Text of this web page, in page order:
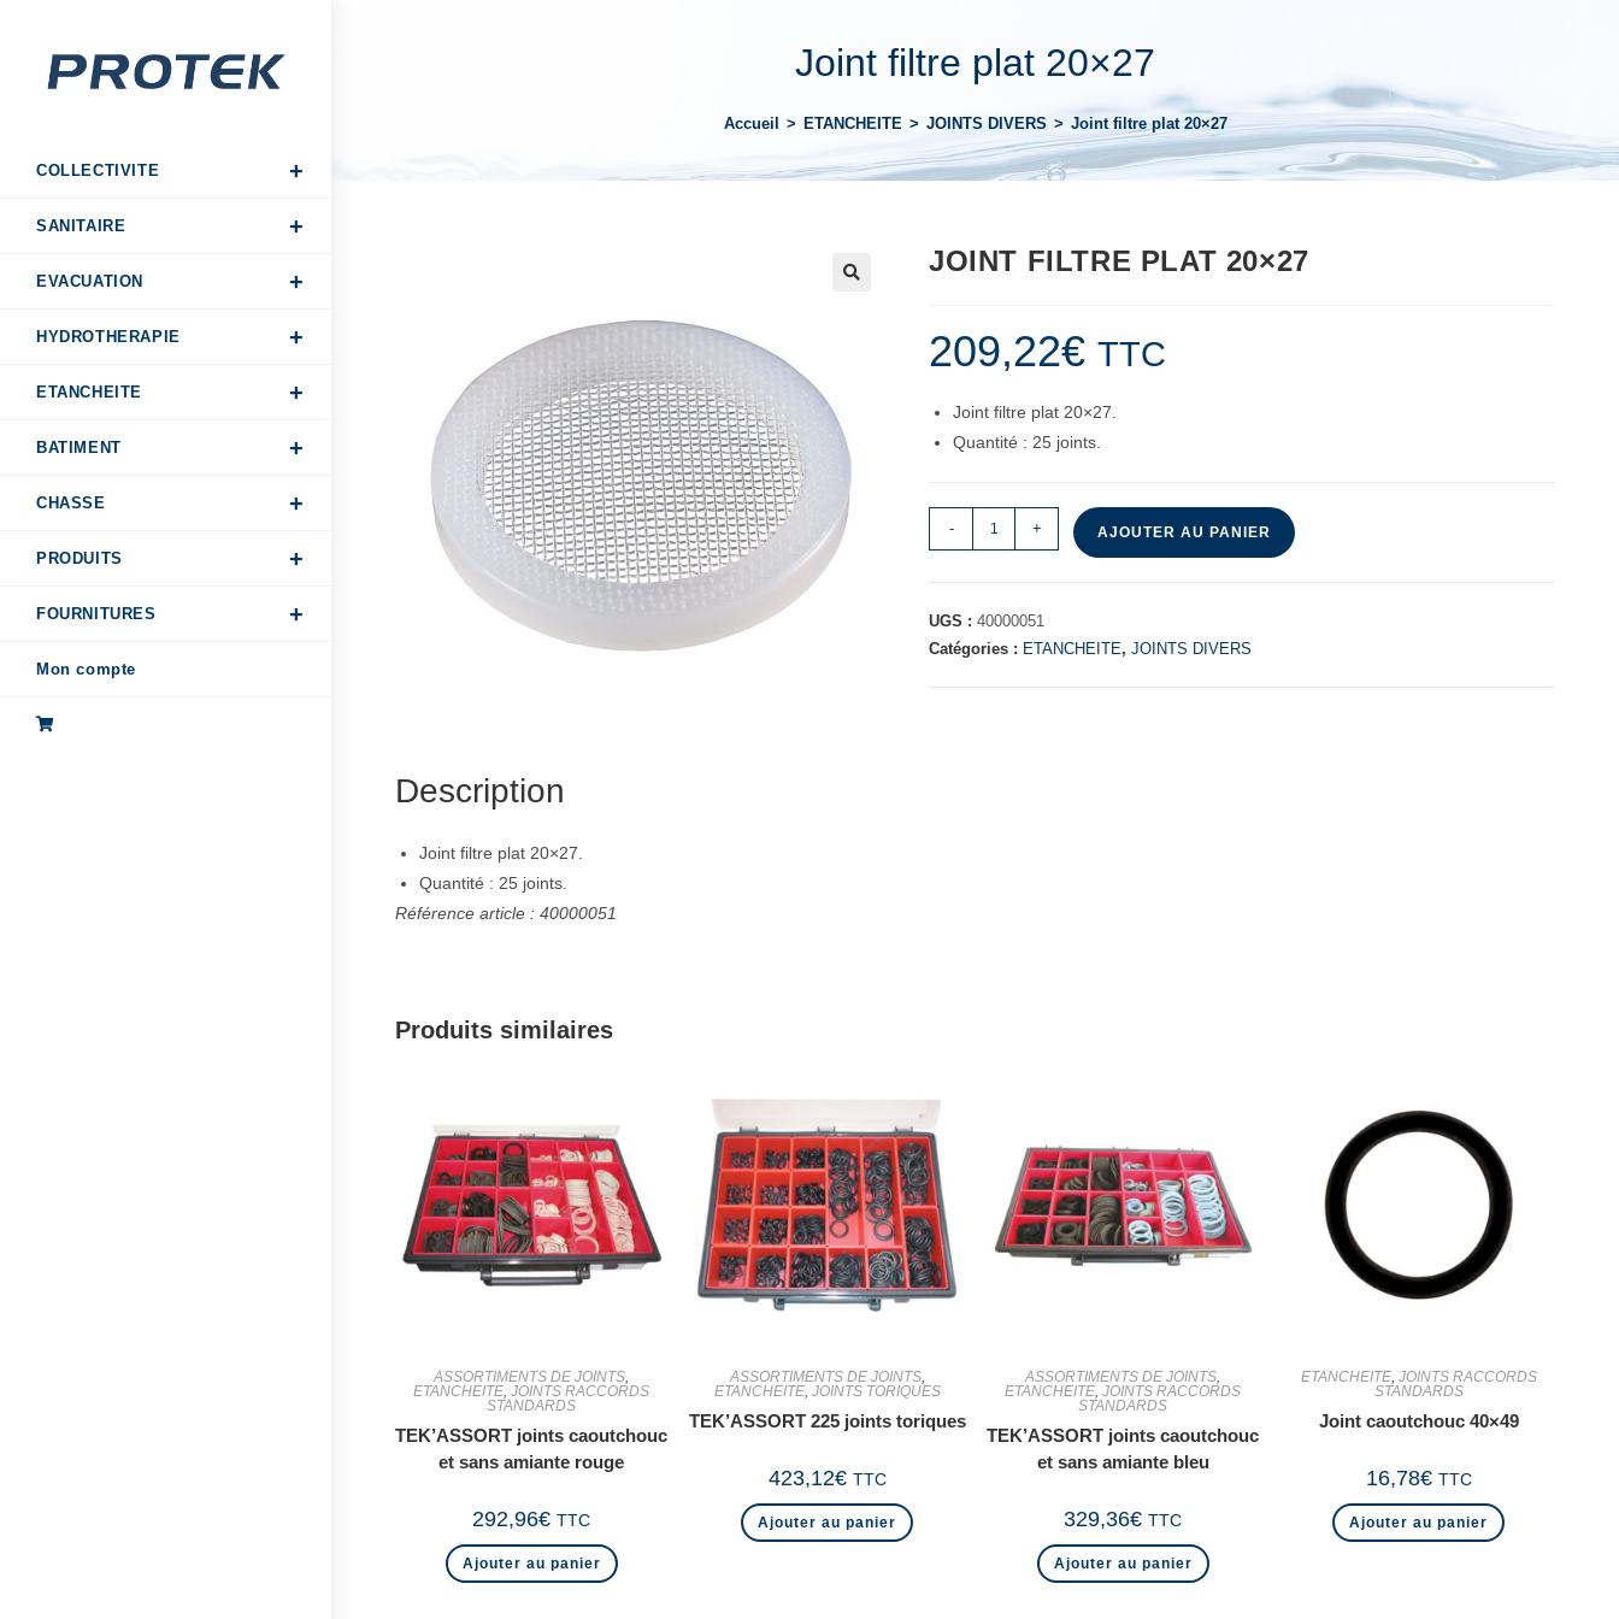
COLLECTIVITE
SANITAIRE
EVACUATION
HYDROTHERAPIE
ETANCHEITE
BATIMENT
CHASSE
PRODUITS
FOURNITURES
Mon compte
Joint filtre plat 20×27
Accueil > ETANCHEITE > JOINTS DIVERS > Joint filtre plat 20×27
JOINT FILTRE PLAT 20×27
209,22€ TTC
Joint filtre plat 20×27.
Quantité : 25 joints.
- + AJOUTER AU PANIER
UGS :40000051
Catégories : ETANCHEITE,JOINTS DIVERS
Description
Joint filtre plat 20×27.
Quantité : 25 joints.
Référence article : 40000051
Produits similaires
ASSORTIMENTS DE JOINTS,
ETANCHEITE,JOINTS RACCORDS
STANDARDS
TEK’ASSORT joints caoutchouc
et sans amiante rouge
292,96€ TTC
Ajouter au panier
ASSORTIMENTS DE JOINTS,
ETANCHEITE, JOINTS TORIQUES
TEK’ASSORT 225 joints toriques
423,12€ TTC
Ajouter au panier
ASSORTIMENTS DE JOINTS,
ETANCHEITE,JOINTS RACCORDS
STANDARDS
TEK’ASSORT joints caoutchouc
et sans amiante bleu
329,36€ TTC
Ajouter au panier
ETANCHEITE, JOINTS RACCORDS
STANDARDS
Joint caoutchouc 40×49
16,78€ TTC
Ajouter au panier